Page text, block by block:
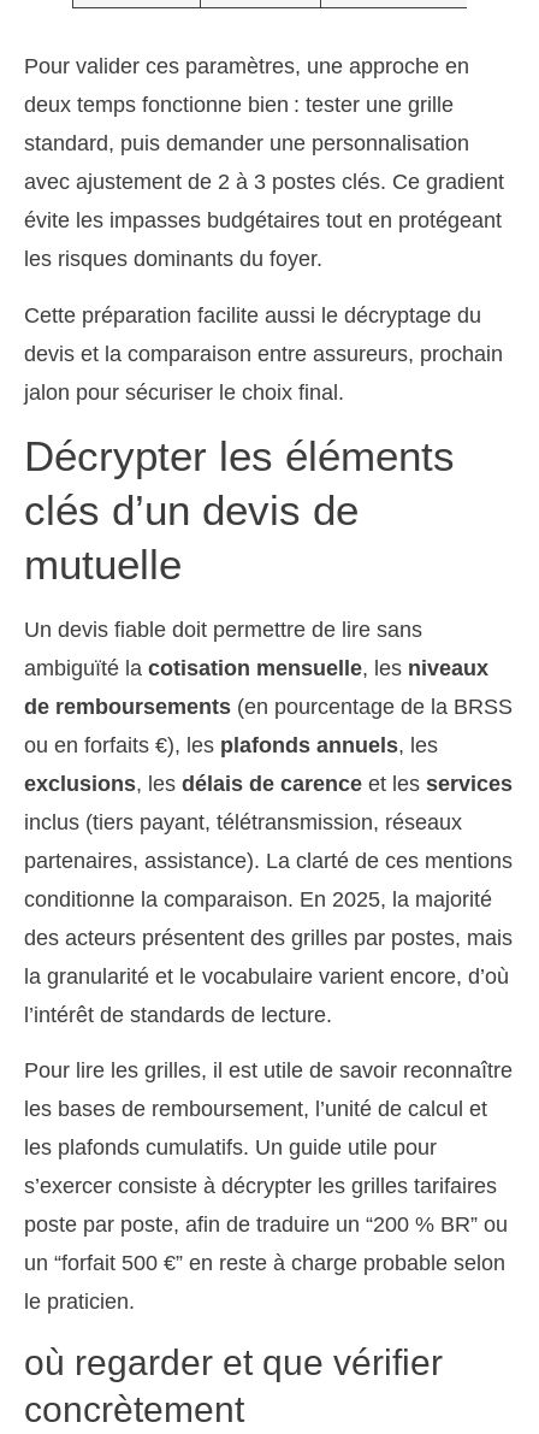
Pour valider ces paramètres, une approche en
deux temps fonctionne bien : tester une grille
standard, puis demander une personnalisation
avec ajustement de 2 à 3 postes clés. Ce gradient
évite les impasses budgétaires tout en protégeant
les risques dominants du foyer.
Cette préparation facilite aussi le décryptage du
devis et la comparaison entre assureurs, prochain
jalon pour sécuriser le choix final.
Décrypter les éléments
clés d’un devis de
mutuelle
Un devis fiable doit permettre de lire sans
ambiguïté la cotisation mensuelle, les niveaux
de remboursements (en pourcentage de la BRSS
ou en forfaits €), les plafonds annuels, les
exclusions, les délais de carence et les services
inclus (tiers payant, télétransmission, réseaux
partenaires, assistance). La clarté de ces mentions
conditionne la comparaison. En 2025, la majorité
des acteurs présentent des grilles par postes, mais
la granularité et le vocabulaire varient encore, d’où
l’intérêt de standards de lecture.
Pour lire les grilles, il est utile de savoir reconnaître
les bases de remboursement, l’unité de calcul et
les plafonds cumulatifs. Un guide utile pour
s’exercer consiste à décrypter les grilles tarifaires
poste par poste, afin de traduire un “200 % BR” ou
un “forfait 500 €” en reste à charge probable selon
le praticien.
où regarder et que vérifier
concrètement